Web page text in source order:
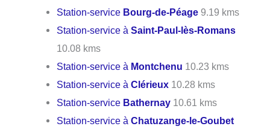
Station-service Bourg-de-Péage 9.19 kms
Station-service àSaint-Paul-lès-Romans
10.08 kms
Station-service à Montchenu 10.23 kms
Station-service àClérieux 10.28 kms
Station-service Bathernay 10.61 kms
Station-service àChatuzange-le-Goubet